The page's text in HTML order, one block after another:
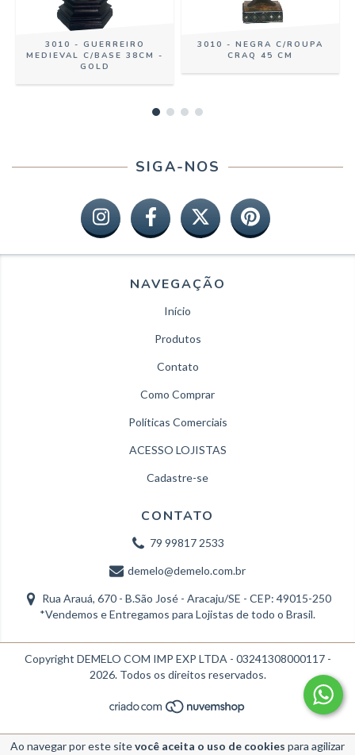
Ao navegar por este sitevocê aceita o uso de cookies para agilizar
3010 - GUERREIRO
MEDIEVAL C/BASE 38CM -
GOLD
3010 - NEGRA C/ROUPA
CRAQ 45 CM
SIGA-NOS
NAVEGAÇÃO
Início
Produtos
Contato
Como Comprar
Políticas Comerciais
ACESSO LOJISTAS
Cadastre-se
CONTATO
79 99817 2533
demelo@demelo.com.br
Rua Arauá, 670 - B.São José - Aracaju/SE - CEP: 49015-250
*Vendemos e Entregamos para Lojistas de todo o Brasil.
Copyright DEMELO COM IMP EXP LTDA - 03241308000117 -
2026. Todos os direitos reservados.